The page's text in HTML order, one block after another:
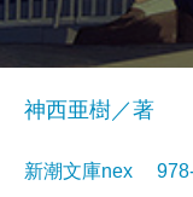
神西亜樹／著
新潮文庫nex